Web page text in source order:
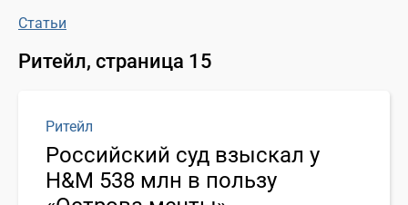
Статьи
Ритейл, страница 15
Ритейл
Российский суд взыскал у
H&M 538 млн в пользу